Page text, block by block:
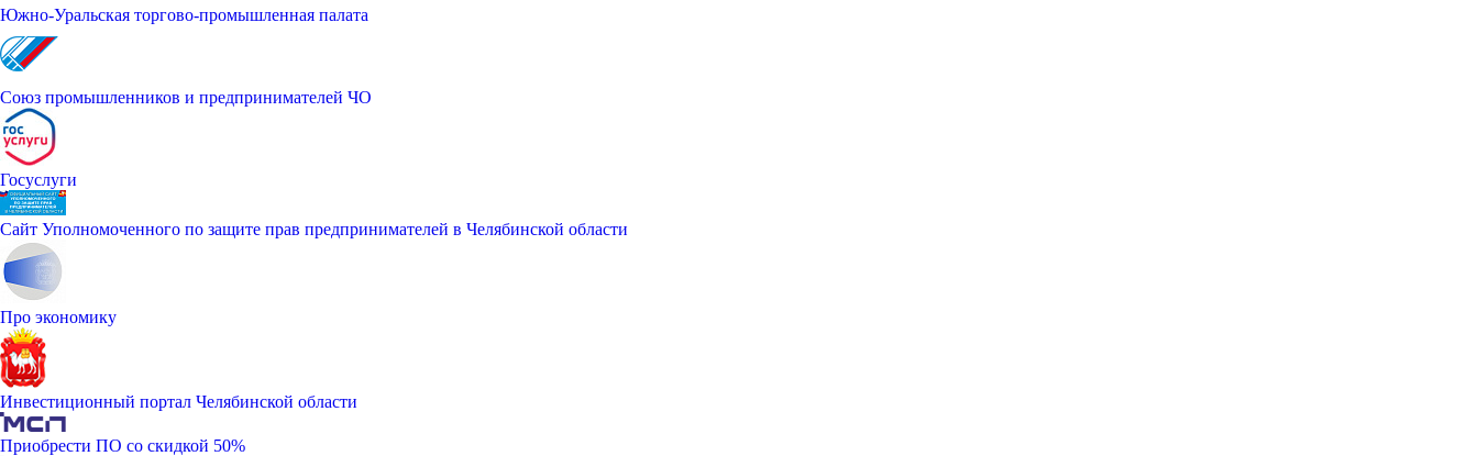
Южно-Уральская торгово-промышленная палата
Союз промышленников и предпринимателей ЧО
Госуслуги
Сайт Уполномоченного по защите прав предпринимателей в Челябинской области
Про экономику
Инвестиционный портал Челябинской области
Приобрести ПО со скидкой 50%